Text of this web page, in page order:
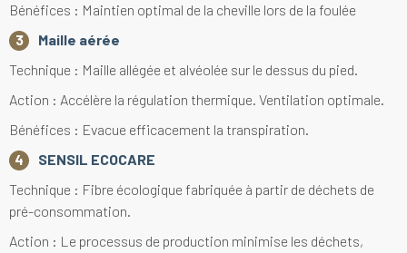
Bénéfices : Maintien optimal de la cheville lors de la foulée
Maille aérée
Technique : Maille allégée et alvéolée sur le dessus du pied.
Action : Accélère la régulation thermique. Ventilation optimale.
Bénéfices : Evacue efficacement la transpiration.
SENSIL ECOCARE
Technique : Fibre écologique fabriquée à partir de déchets de
pré-consommation.
Action : Le processus de production minimise les déchets,